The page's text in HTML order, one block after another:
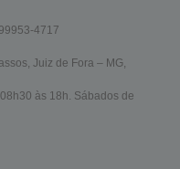
4717
Juiz de Fora – MG,
às 18h. Sábados de